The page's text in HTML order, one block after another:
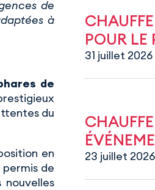
de
à
de
du
en
de
POUR LE
31 juillet 2026
23 juillet 2026